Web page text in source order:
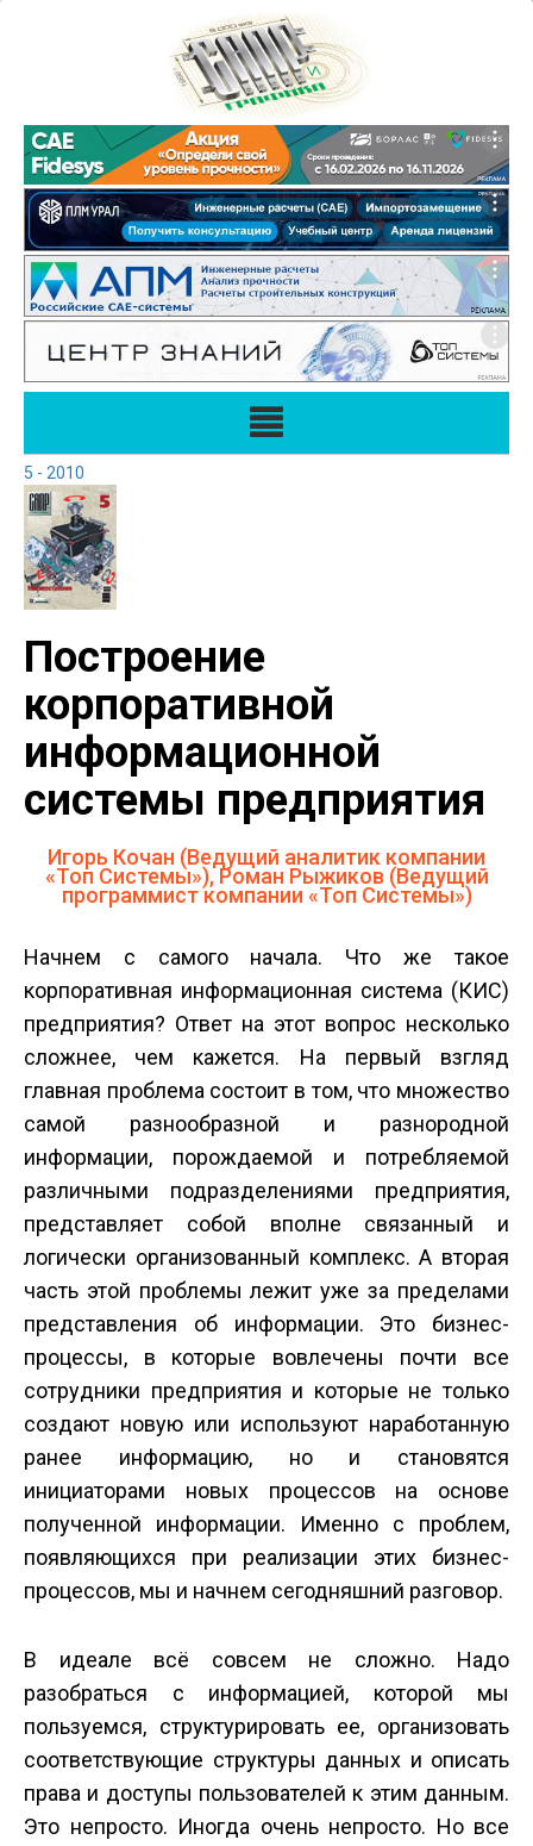
5 - 2010
Построение
корпоративной
информационной
системы предприятия
Игорь Кочан (Ведущий аналитик компании
«Топ Системы»), Роман Рыжиков (Ведущий
программист компании «Топ Системы»)
Начнем с самого начала. Что же такое
корпоративная информационная система (КИС)
предприятия? Ответ на этот вопрос несколько
сложнее, чем кажется. На первый взгляд
главная проблема состоит в том, что множество
самой разнообразной и разнородной
информации, порождаемой и потребляемой
различными подразделениями предприятия,
представляет собой вполне связанный и
логически организованный комплекс. А вторая
часть этой проблемы лежит уже за пределами
представления об информации. Это бизнес-
процессы, в которые вовлечены почти все
сотрудники предприятия и которые не только
создают новую или используют наработанную
ранее информацию, но и становятся
инициаторами новых процессов на основе
полученной информации. Именно с проблем,
появляющихся при реализации этих бизнес-
процессов, мы и начнем сегодняшний разговор.
В идеале всё совсем не сложно. Надо
разобраться с информацией, которой мы
пользуемся, структурировать ее, организовать
соответствующие структуры данных и описать
права и доступы пользователей к этим данным.
Это непросто. Иногда очень непросто. Но все